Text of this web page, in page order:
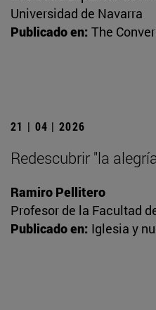
Universidad de Navarra
Publicado en: The
21 | 04 | 2026
Redescubrir "la
Ramiro Pellitero
Profesor de la Facultad
Publicado en: Iglesia y